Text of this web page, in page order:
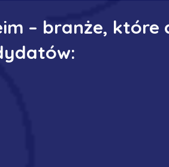
– branże, które